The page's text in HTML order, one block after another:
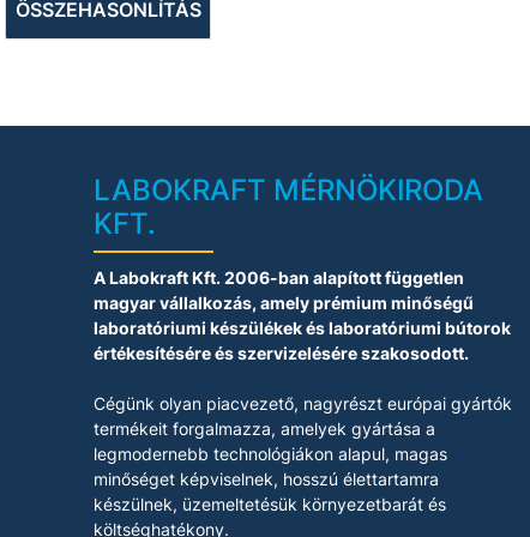
alkalmas
• Keret beépített
leeresztő szeleppel
rendelkező
gépekhez
ÖSSZEHASONLÍTÁS
LABOKRAFT MÉRNÖKIRODA
KFT.
A Labokraft Kft. 2006-ban alapított független
magyar vállalkozás, amely prémium minőségű
laboratóriumi készülékek és laboratóriumi bútorok
értékesítésére és szervizelésére szakosodott.
Cégünk olyan piacvezető, nagyrészt európai gyártók
termékeit forgalmazza, amelyek gyártása a
legmodernebb technológiákon alapul, magas
minőséget képviselnek, hosszú élettartamra
készülnek, üzemeltetésük környezetbarát és
költséghatékony.